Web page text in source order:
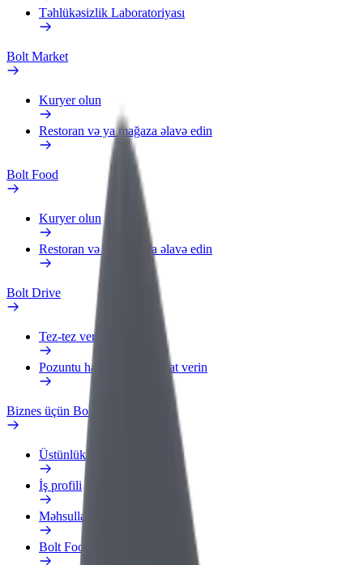
Təhlükəsizlik Laboratoriyası
Bolt Market
Kuryer olun
Restoran və ya mağaza əlavə edin
Bolt Food
Kuryer olun
Restoran və ya mağaza əlavə edin
Bolt Drive
Tez-tez verilən suallar
Pozuntu haqqında məlumat verin
Biznes üçün Bolt
Üstünlüklər
İş profili
Məhsullar
Bolt Food for Business